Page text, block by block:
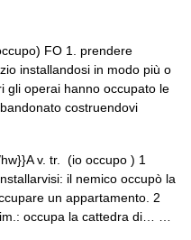
FO 1. prendere
installandosi in modo più o
gli operai hanno occupato le
costruendovi
v. tr. (io occupo ) 1
il nemico occupò la
un appartamento. 2
occupa la cattedra di… …